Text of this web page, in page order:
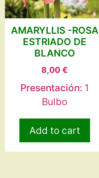
AMARYLLIS -ROSA
ESTRIADO DE
BLANCO
8,00 €
Presentación: 1
Bulbo
Add to cart